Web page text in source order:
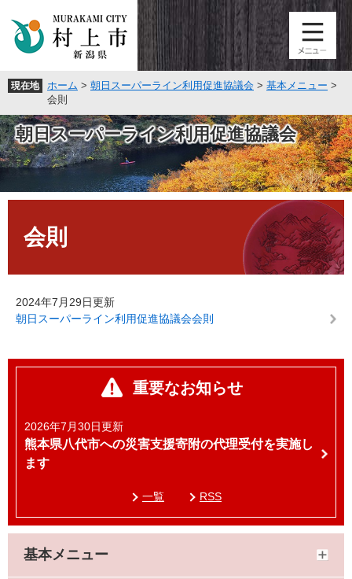
頭
す
。
飛
し
て
本
へ
現在地 ホーム > 朝日スーパーライン利用促進協議会 > 基本メニュー >
会則
朝日スーパーライン利用促進協議会
会則
2024年7月29日更新
朝日スーパーライン利用促進協議会会則
重要なお知らせ
2026年7月30日更新
熊本県八代市への災害支援寄附の代理受付を実施し
ます
一覧 RSS
基本メニュー